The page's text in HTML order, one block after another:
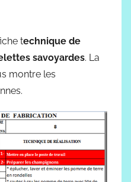
technique de
savoyardes. La
montre les